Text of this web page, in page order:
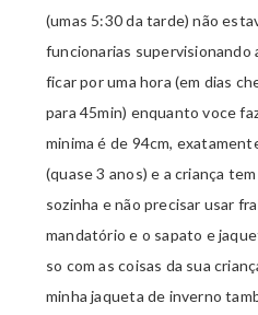
(umas 5:30 da tarde) não
funcionarias supervisionando
ficar por uma hora (em dias
para 45min) enquanto voce
minima é de 94cm,
(quase 3 anos) e a criança
sozinha e não precisar usar
mandatório e o sapato e
so com as coisas da sua
minha jaqueta de inverno